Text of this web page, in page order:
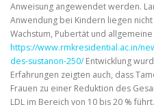
Anweisung angewendet werden.
Anwendung bei Kindern liegen
Wachstum, Pubertät und allgemeine
https://www.rmkresidential.ac.in/
des-sustanon-250/Entwicklung
Erfahrungen zeigten auch, dass
Frauen zu einer Reduktion des
LDL im Bereich von 10 bis 20 % führt.